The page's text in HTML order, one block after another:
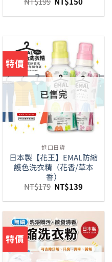
始
價 價
特價
已售完
進口日貨
日本製【花王】EMAL防縮
護色洗衣精（花香/草本
香）
NT$179 原
始
價
NT$179。
NT$139
價
NT$139
特價